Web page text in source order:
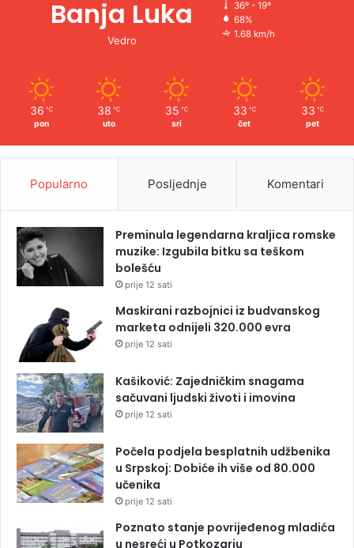
Banja Luka
Vedro
36º - 19º
68%
1.68 km/h
36 ℃
pon
38 ℃
uto
35 ℃
sri
33 ℃
čet
33 ℃
pet
Popularno Posljednje Komentari
Preminula legendarna kraljica romske
muzike: Izgubila bitku sa teškom
bolešću
prije 12 sati
Maskirani razbojnici iz budvanskog
marketa odnijeli 320.000 evra
prije 12 sati
Kašiković: Zajedničkim snagama
sačuvani ljudski životi i imovina
prije 12 sati
Počela podjela besplatnih udžbenika
u Srpskoj: Dobiće ih više od 80.000
učenika
prije 12 sati
Poznato stanje povrijeđenog mladića
u nesreći u Potkozarju